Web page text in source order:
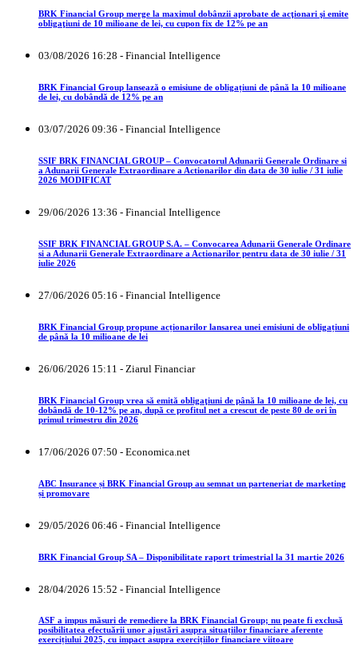
BRK Financial Group merge la maximul dobânzii aprobate de acţionari şi emite
obligaţiuni de 10 milioane de lei, cu cupon fix de 12% pe an
03/08/2026 16:28 - Financial Intelligence
BRK Financial Group lansează o emisiune de obligațiuni de până la 10 milioane
de lei, cu dobândă de 12% pe an
03/07/2026 09:36 - Financial Intelligence
SSIF BRK FINANCIAL GROUP – Convocatorul Adunarii Generale Ordinare si
a Adunarii Generale Extraordinare a Actionarilor din data de 30 iulie / 31 iulie
2026 MODIFICAT
29/06/2026 13:36 - Financial Intelligence
SSIF BRK FINANCIAL GROUP S.A. – Convocarea Adunarii Generale Ordinare
si a Adunarii Generale Extraordinare a Actionarilor pentru data de 30 iulie / 31
iulie 2026
27/06/2026 05:16 - Financial Intelligence
BRK Financial Group propune acționarilor lansarea unei emisiuni de obligațiuni
de până la 10 milioane de lei
26/06/2026 15:11 - Ziarul Financiar
BRK Financial Group vrea să emită obligaţiuni de până la 10 milioane de lei, cu
dobândă de 10-12% pe an, după ce profitul net a crescut de peste 80 de ori în
primul trimestru din 2026
17/06/2026 07:50 - Economica.net
ABC Insurance și BRK Financial Group au semnat un parteneriat de marketing
și promovare
29/05/2026 06:46 - Financial Intelligence
BRK Financial Group SA – Disponibilitate raport trimestrial la 31 martie 2026
28/04/2026 15:52 - Financial Intelligence
ASF a impus măsuri de remediere la BRK Financial Group; nu poate fi exclusă
posibilitatea efectuării unor ajustări asupra situațiilor financiare aferente
exercițiului 2025, cu impact asupra exercițiilor financiare viitoare